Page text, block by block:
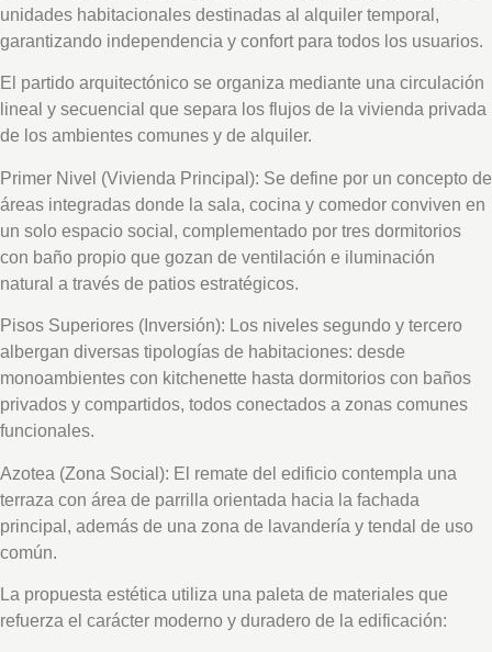
unidades habitacionales destinadas al alquiler temporal,
garantizando independencia y confort para todos los usuarios.
El partido arquitectónico se organiza mediante una circulación
lineal y secuencial que separa los flujos de la vivienda privada
de los ambientes comunes y de alquiler.
Primer Nivel (Vivienda Principal): Se define por un concepto de
áreas integradas donde la sala, cocina y comedor conviven en
un solo espacio social, complementado por tres dormitorios
con baño propio que gozan de ventilación e iluminación
natural a través de patios estratégicos.
Pisos Superiores (Inversión): Los niveles segundo y tercero
albergan diversas tipologías de habitaciones: desde
monoambientes con kitchenette hasta dormitorios con baños
privados y compartidos, todos conectados a zonas comunes
funcionales.
Azotea (Zona Social): El remate del edificio contempla una
terraza con área de parrilla orientada hacia la fachada
principal, además de una zona de lavandería y tendal de uso
común.
La propuesta estética utiliza una paleta de materiales que
refuerza el carácter moderno y duradero de la edificación: